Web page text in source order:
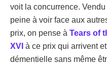
voit la concurrence.
peine à voir face aux
prix, on pense à Tears of
XVI à ce prix qui arrivent
démentielle sans même